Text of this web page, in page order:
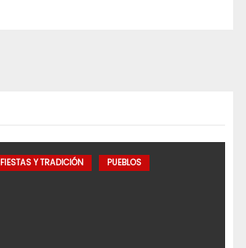
FIESTAS Y TRADICIÓN PUEBLOS